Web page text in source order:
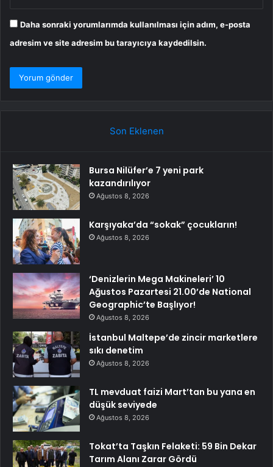
Daha sonraki yorumlarımda kullanılması için adım, e-posta
adresim ve site adresim bu tarayıcıya kaydedilsin.
Son Eklenen
Bursa Nilüfer’e 7 yeni park
kazandırılıyor
Ağustos 8, 2026
Karşıyaka’da “sokak” çocukların!
Ağustos 8, 2026
‘Denizlerin Mega Makineleri’ 10
Ağustos Pazartesi 21.00’de National
Geographic’te Başlıyor!
Ağustos 8, 2026
İstanbul Maltepe’de zincir marketlere
sıkı denetim
Ağustos 8, 2026
TL mevduat faizi Mart’tan bu yana en
düşük seviyede
Ağustos 8, 2026
Tokat’ta Taşkın Felaketi: 59 Bin Dekar
Tarım Alanı Zarar Gördü